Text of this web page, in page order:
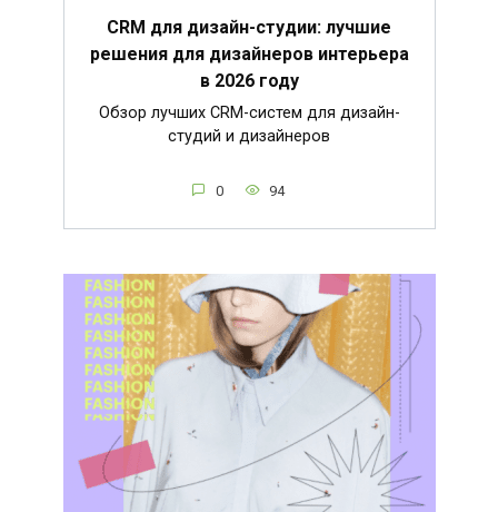
CRM для дизайн-студии: лучшие
решения для дизайнеров интерьера
в 2026 году
Обзор лучших CRM-систем для дизайн-
студий и дизайнеров
0 94